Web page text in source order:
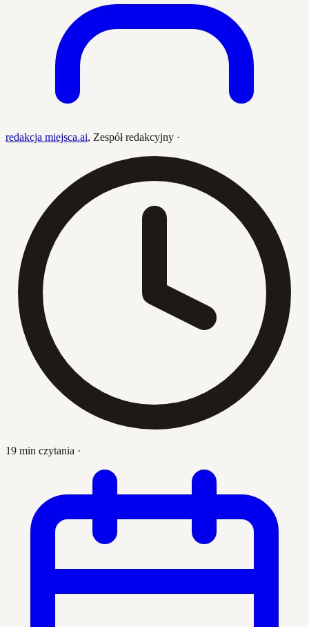
redakcja miejsca.ai, Zespół redakcyjny ·
19 min czytania ·